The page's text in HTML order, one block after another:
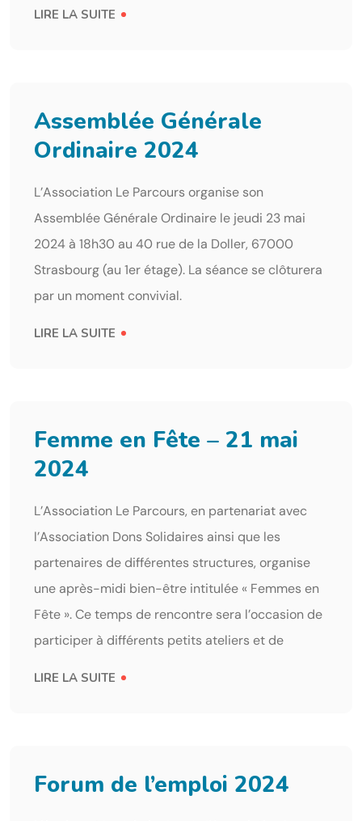
LIRE LA SUITE
Assemblée Générale
Ordinaire 2024
L’Association Le Parcours organise son
Assemblée Générale Ordinaire le jeudi 23 mai
2024 à 18h30 au 40 rue de la Doller, 67000
Strasbourg (au 1er étage). La séance se clôturera
par un moment convivial.
LIRE LA SUITE
Femme en Fête – 21 mai
2024
L’Association Le Parcours, en partenariat avec
l’Association Dons Solidaires ainsi que les
partenaires de différentes structures, organise
une après-midi bien-être intitulée « Femmes en
Fête ». Ce temps de rencontre sera l’occasion de
participer à différents petits ateliers et de
LIRE LA SUITE
Forum de l’emploi 2024